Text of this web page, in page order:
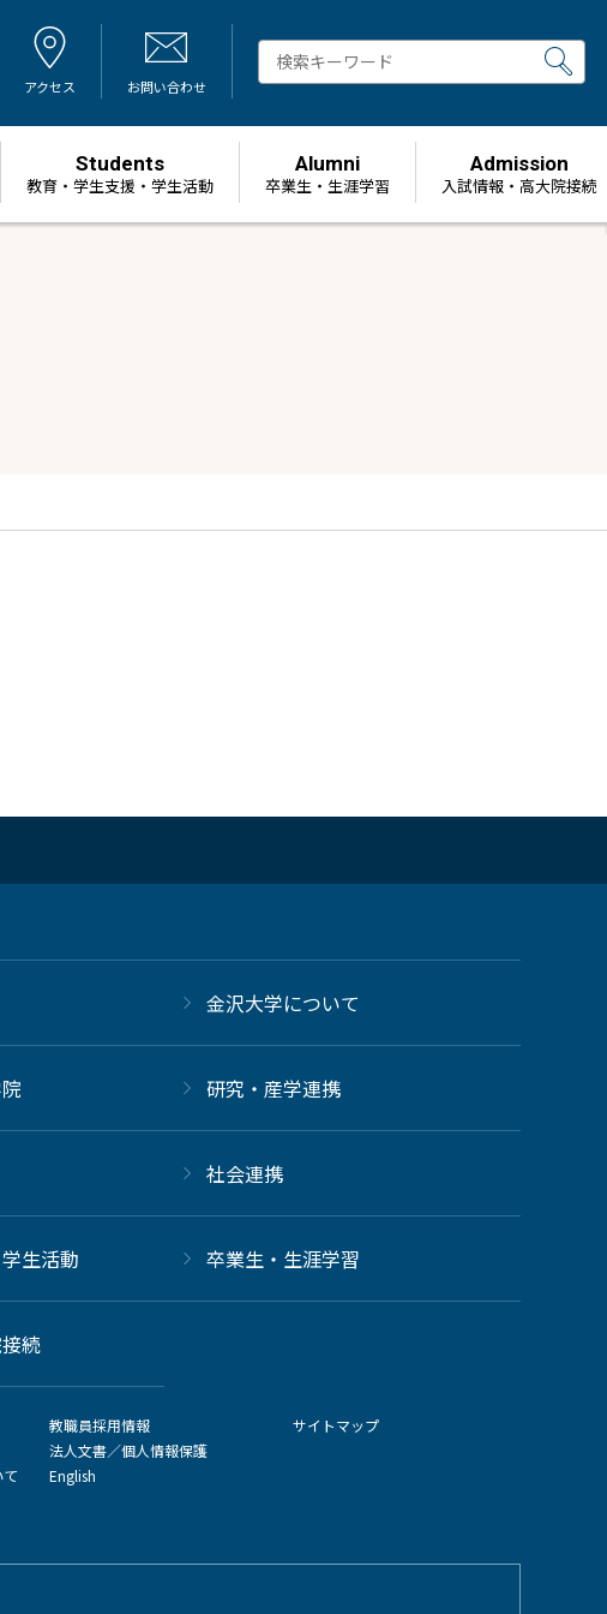
アクセス お問い合わせ
Students
教育・学生支援・学生活動
Alumni
卒業生・生涯学習
Admission
⼊試情報・高大院接続
金沢大学について
研究・産学連携
社会連携
生活動 卒業生・生涯学習
続
教職員採用情報
法人文書／個人情報保護
English
サイトマップ